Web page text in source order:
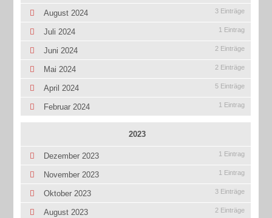
August 2024 3 Einträge
Juli 2024 1 Eintrag
Juni 2024 2 Einträge
Mai 2024 2 Einträge
April 2024 5 Einträge
Februar 2024 1 Eintrag
2023
Dezember 2023 1 Eintrag
November 2023 1 Eintrag
Oktober 2023 3 Einträge
August 2023 2 Einträge